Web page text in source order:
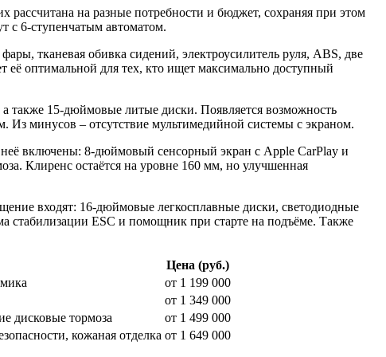
рассчитана на разные потребности и бюджет, сохраняя при этом
с 6-ступенчатым автоматом.
тканевая обивка сидений, электроусилитель руля, ABS, две
её оптимальной для тех, кто ищет максимально доступный
также 15-дюймовые литые диски. Появляется возможность
Из минусов – отсутствие мультимедийной системы с экраном.
включены: 8-дюймовый сенсорный экран с Apple CarPlay и
Клиренс остаётся на уровне 160 мм, но улучшенная
входят: 16-дюймовые легкосплавные диски, светодиодные
стабилизации ESC и помощник при старте на подъёме. Также
Цена (руб.)
от 1 199 000
от 1 349 000
дисковые тормоза
от 1 499 000
кожаная отделка от 1 649 000